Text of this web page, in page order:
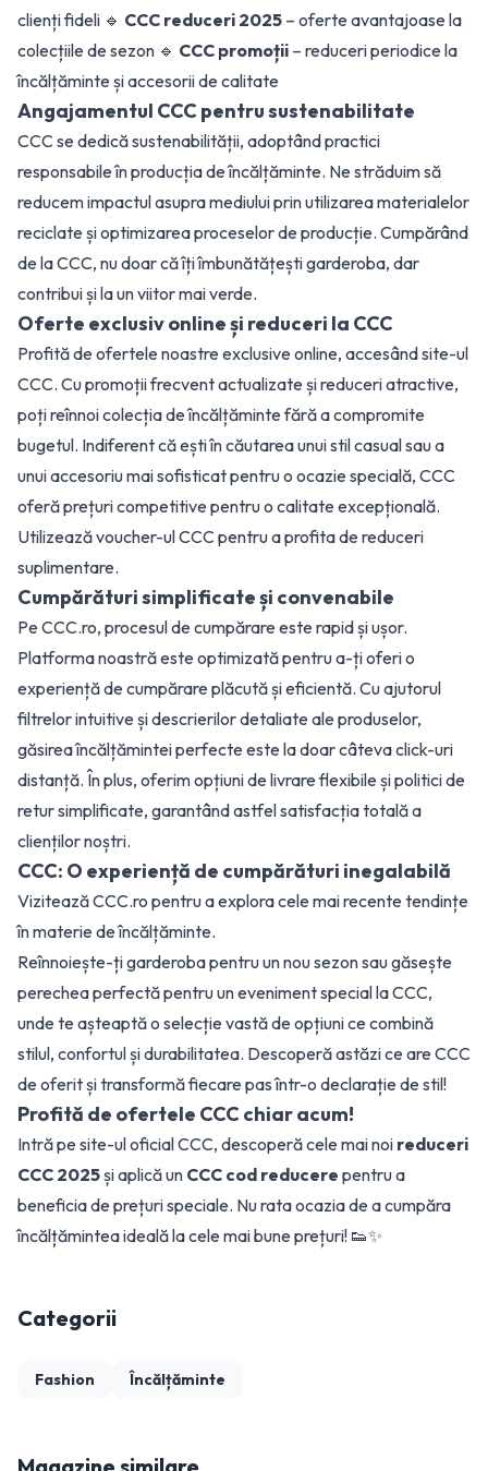
clienți fideli 🔹 CCC reduceri 2025 – oferte avantajoase la
colecțiile de sezon 🔹 CCC promoții – reduceri periodice la
încălțăminte și accesorii de calitate
Angajamentul CCC pentru sustenabilitate
CCC se dedică sustenabilității, adoptând practici
responsabile în producția de încălțăminte. Ne străduim să
reducem impactul asupra mediului prin utilizarea materialelor
reciclate și optimizarea proceselor de producție. Cumpărând
de la CCC, nu doar că îți îmbunătățești garderoba, dar
contribui și la un viitor mai verde.
Oferte exclusiv online și reduceri la CCC
Profită de ofertele noastre exclusive online, accesând site-ul
CCC. Cu promoții frecvent actualizate și reduceri atractive,
poți reînnoi colecția de încălțăminte fără a compromite
bugetul. Indiferent că ești în căutarea unui stil casual sau a
unui accesoriu mai sofisticat pentru o ocazie specială, CCC
oferă prețuri competitive pentru o calitate excepțională.
Utilizează voucher-ul CCC pentru a profita de reduceri
suplimentare.
Cumpărături simplificate și convenabile
Pe CCC.ro, procesul de cumpărare este rapid și ușor.
Platforma noastră este optimizată pentru a-ți oferi o
experiență de cumpărare plăcută și eficientă. Cu ajutorul
filtrelor intuitive și descrierilor detaliate ale produselor,
găsirea încălțămintei perfecte este la doar câteva click-uri
distanță. În plus, oferim opțiuni de livrare flexibile și politici de
retur simplificate, garantând astfel satisfacția totală a
clienților noștri.
CCC: O experiență de cumpărături inegalabilă
Vizitează CCC.ro pentru a explora cele mai recente tendințe
în materie de încălțăminte.
Reînnoiește-ți garderoba pentru un nou sezon sau găsește
perechea perfectă pentru un eveniment special la CCC,
unde te așteaptă o selecție vastă de opțiuni ce combină
stilul, confortul și durabilitatea. Descoperă astăzi ce are CCC
de oferit și transformă fiecare pas într-o declarație de stil!
Profită de ofertele CCC chiar acum!
Intră pe site-ul oficial CCC, descoperă cele mai noi reduceri
CCC 2025și aplică un CCC cod reducere pentru a
beneficia de prețuri speciale. Nu rata ocazia de a cumpăra
încălțămintea ideală la cele mai bune prețuri! 👟✨
Categorii
Fashion Încălțăminte